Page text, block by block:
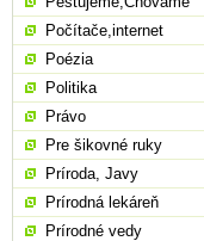
Počítače,internet
Poézia
Politika
Právo
Pre šikovné ruky
Príroda, Javy
Prírodná lekáreň
Prírodné vedy